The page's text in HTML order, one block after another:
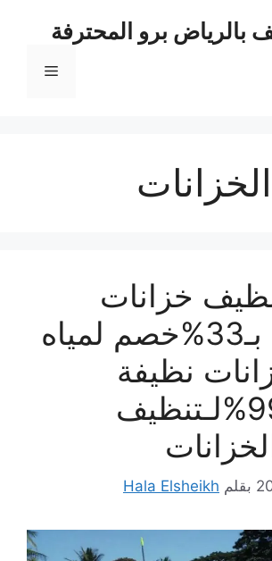
بالرياض برو المحترفة
القائمة
خزانات
بالرياض بـ33%خصم لمياه
نظيفة
بضمان99%لـتنظيف
بقلم Hala Elsheikh